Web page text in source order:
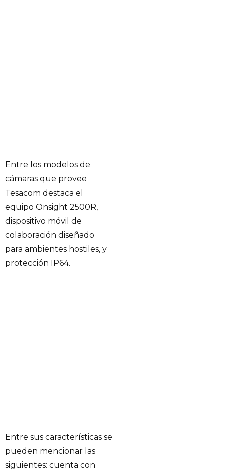
Entre los modelos de
cámaras que provee
Tesacom destaca el
equipo Onsight 2500R,
dispositivo móvil de
colaboración diseñado
para ambientes hostiles, y
protección IP64.
Entre sus características se
pueden mencionar las
siguientes: cuenta con